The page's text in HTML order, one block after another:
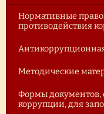
Нормативные
противодействия
Методические
Формы документов,
коррупции, для